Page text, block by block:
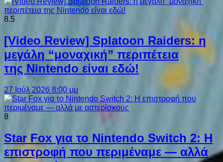
8.5
[Video Review] Splatoon Raiders: η
μεγάλη “μοναχική” περιπέτεια
της Nintendo είναι εδώ!
27 Ιούλ 2026 8:00 μμ
8
Star Fox για το Nintendo Switch 2: Η
επιστροφή που περιμέναμε — αλλά